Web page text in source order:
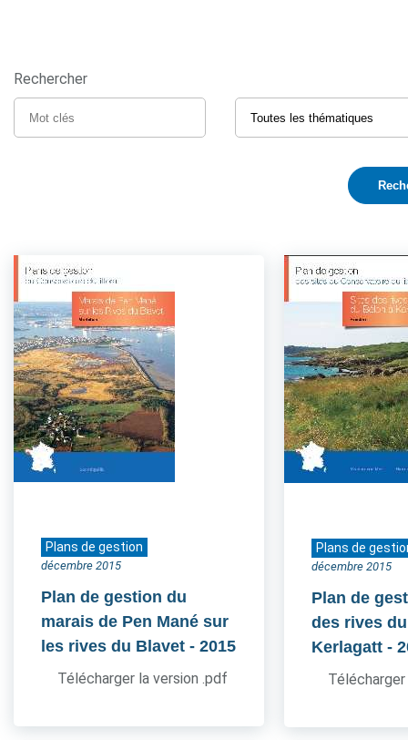
Rechercher
Plans de gestion
décembre 2015
Plan de gestion du
marais de Pen Mané sur
les rives du Blavet - 2015
Télécharger la version .pdf
Plans de
décembre 2015
Plan de
des rives
Kerlagatt -